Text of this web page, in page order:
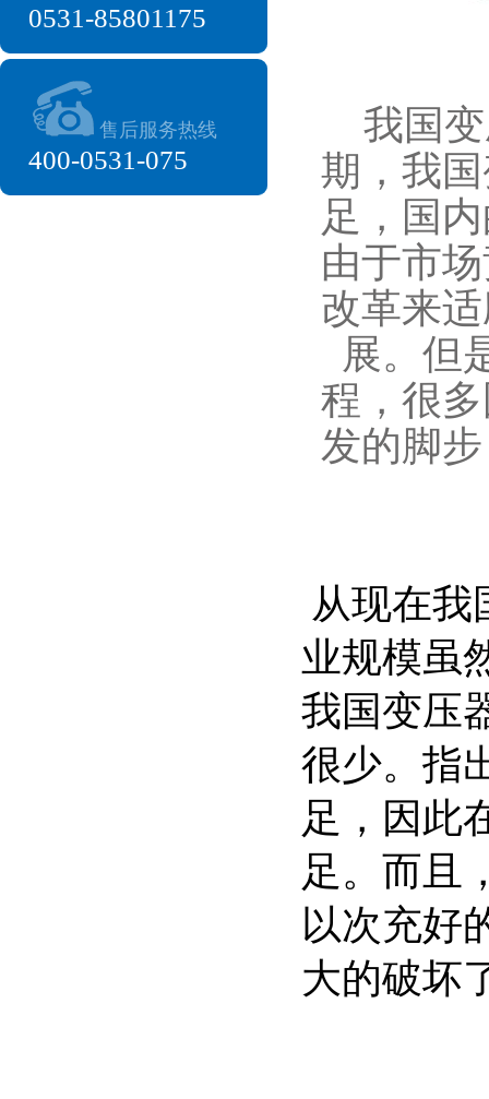
0531-85801175
售后服务热线
400-0531-075
我国
期，我
足，国
由于市
改革来
展。但
程，很
发的脚
从现在我
业规模虽
我国变压
很少。指
足，因此
足。而且
以次充好
大的破坏